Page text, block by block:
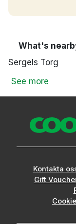
What's
Sergels Torg
See more
Kontakta
Gift